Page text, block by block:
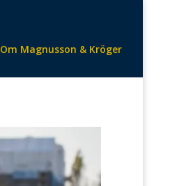
Om Magnusson & Kröger